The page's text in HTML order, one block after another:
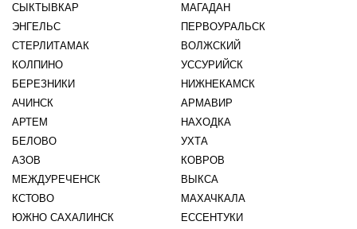
СЫКТЫВКАР
МАГАДАН
ЭНГЕЛЬС
ПЕРВОУРАЛЬСК
СТЕРЛИТАМАК
ВОЛЖСКИЙ
КОЛПИНО
УССУРИЙСК
БЕРЕЗНИКИ
НИЖНЕКАМСК
АЧИНСК
АРМАВИР
АРТЕМ
НАХОДКА
БЕЛОВО
УХТА
АЗОВ
КОВРОВ
МЕЖДУРЕЧЕНСК
ВЫКСА
КСТОВО
МАХАЧКАЛА
ЮЖНО САХАЛИНСК
ЕССЕНТУКИ